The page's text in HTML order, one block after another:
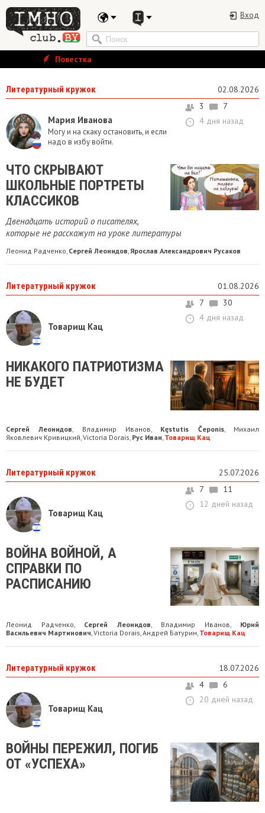
Вход
Повестка
Литературный кружок 02.08.2026
Мария Иванова
Могу и на скаку остановить, и если
надо в избу войти.
3
7
4 дня назад
ЧТО СКРЫВАЮТ
ШКОЛЬНЫЕ ПОРТРЕТЫ
КЛАССИКОВ
Двенадцать историй о писателях,
которые не расскажут на уроке литературы
Леонид Радченко, Сергей Леонидов,Ярослав Александрович Русаков
Литературный кружок 01.08.2026
Товарищ Кац
7
30
4 дня назад
НИКАКОГО ПАТРИОТИЗМА
НЕ БУДЕТ
Сергей Леонидов, Владимир Иванов, Kęstutis Čeponis, Михаил
Яковлевич Кривицкий,Victoria Dorais, Рус Иван, Товарищ Кац
Литературный кружок 25.07.2026
Товарищ Кац
7
11
12 дней назад
ВОЙНА ВОЙНОЙ, А
СПРАВКИ ПО
РАСПИСАНИЮ
Леонид Радченко, Сергей Леонидов, Владимир Иванов, Юрий
Васильевич Мартинович,Victoria Dorais,Андрей Батурин, Товарищ Кац
Литературный кружок 18.07.2026
Товарищ Кац
4
6
20 дней назад
ВОЙНЫ ПЕРЕЖИЛ, ПОГИБ
ОТ «УСПЕХА»